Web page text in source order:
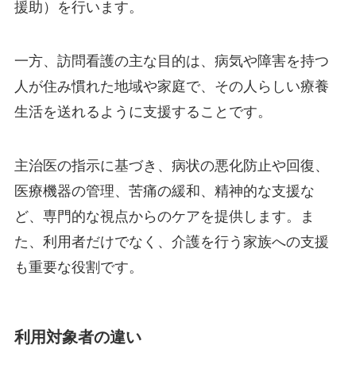
援助）を行います。
一方、訪問看護の主な目的は、病気や障害を持つ
人が住み慣れた地域や家庭で、その人らしい療養
生活を送れるように支援することです。
主治医の指示に基づき、病状の悪化防止や回復、
医療機器の管理、苦痛の緩和、精神的な支援な
ど、専門的な視点からのケアを提供します。ま
た、利用者だけでなく、介護を行う家族への支援
も重要な役割です。
利用対象者の違い